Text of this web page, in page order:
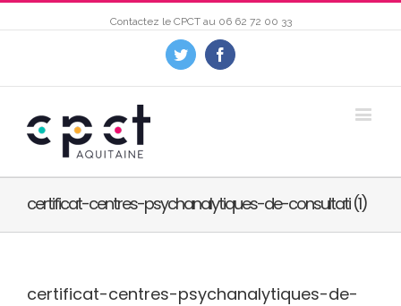
Contactez le CPCT au 06 62 72 00 33
Twitter Facebook
certificat-centres-psychanalytiques-de-consultati (1)
certificat-centres-psychanalytiques-de-